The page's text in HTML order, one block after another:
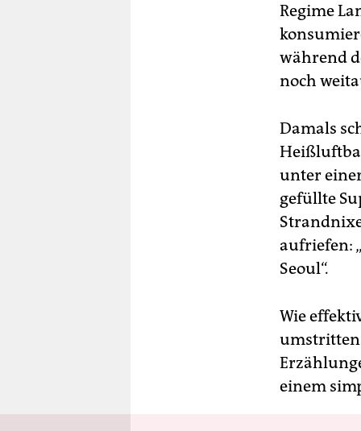
Regime
während
noch
Damals
unter
gefüllte
aufriefen:
Seoul“.
Wie
einem